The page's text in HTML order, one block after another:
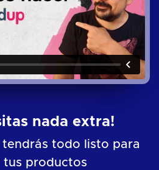
nada extra!
tendrás todo listo para
tus productos